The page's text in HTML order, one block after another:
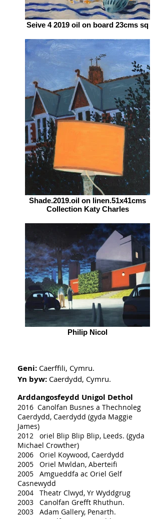
Seive 4 2019 oil on board 23cms sq
Shade.2019.oil on linen.51x41cms
Collection Katy Charles
Philip Nicol
Geni: Caerffili, Cymru.
Yn byw: Caerdydd, Cymru.
Arddangosfeydd Unigol Dethol
2016 Canolfan Busnes a Thechnoleg
Caerdydd, Caerdydd (gyda Maggie
James)
2012 oriel Blip Blip Blip, Leeds. (gyda
Michael Crowther)
2006 Oriel Koywood, Caerdydd
2005 Oriel Mwldan, Aberteifi
2005 Amgueddfa ac Oriel Gelf
Casnewydd
2004 Theatr Clwyd, Yr Wyddgrug
2003 Canolfan Grefft Rhuthun.
2003 Adam Gallery, Penarth.